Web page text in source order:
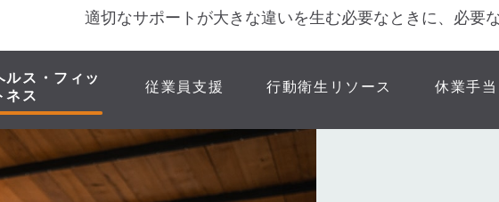
適切なサポートが大きな違いを生む必要なときに、必要な
ルス・フィッ
ネス
従業員支援 行動衛生リソース 休業手当